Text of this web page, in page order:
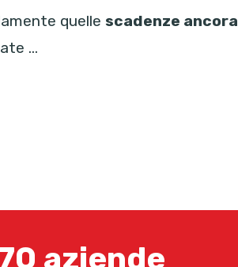
quelle scadenze ancora
...
aziende